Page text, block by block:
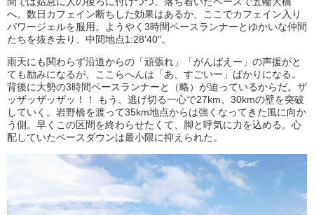
へ。数日カフェイン断ちした効果はあるか、ここでカフェイン入り
パワージェルを服用。ようやく3時間ペースランナーとゆかいな仲間
たちを抜き去り、中間地点1:28'40"。
雨天にも関わらず沿道からの「頑張れ」「がんばえー」の声援がと
ても励みになるが、ここらへんは「あ、すごいー」ばかりになる。
背後に大勢の3時間ペースランナーと（略）が迫っているからだ。ザ
ッザッザッザッ！！ もう、逃げ切る一心で27km、30kmの壁を突破
していく。岩野橋を渡って35km地点からは強くなってきた風に向か
う側。早くこの区間を終わらせたくて、脚と呼気に力を込める。心
配していたペースダウンは最小限に抑えられた。